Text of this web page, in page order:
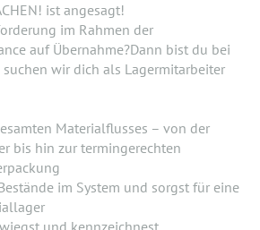
ist angesagt!
im Rahmen der
auf Übernahme?Dann bist du bei
wir dich als Lagermitarbeiter
Materialflusses – von der
bis hin zur termingerechten
im System und sorgst für eine